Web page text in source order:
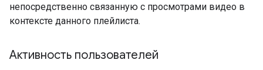
непосредственно связанную с просмотрами видео в
контексте данного плейлиста.
Активность пользователей